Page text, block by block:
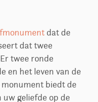
dat de
dat twee
twee ronde
en het leven van de
biedt de
uw geliefde op de